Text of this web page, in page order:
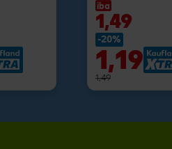
iba
1,49
-20%
1,19
1,49